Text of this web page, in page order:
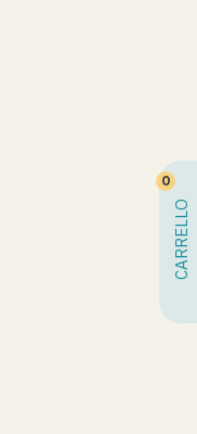
CARRELLO
0